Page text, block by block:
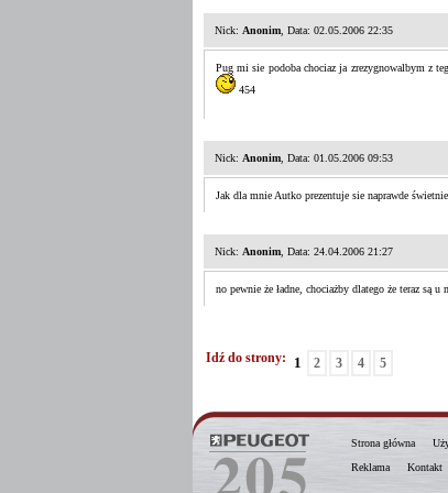
Nick: Anonim, Data: 02.05.2006 22:35
Pug mi sie podoba chociaz ja zrezygnowalbym z
454
Nick: Anonim, Data: 01.05.2006 09:53
Jak dla mnie Autko prezentuje sie naprawde
Nick: Anonim, Data: 24.04.2006 21:27
no pewnie że ładne, chociażby dlatego że teraz są u
Idź do strony: 1 2 3 4 5
Strona główna
Reklama
Kontakt